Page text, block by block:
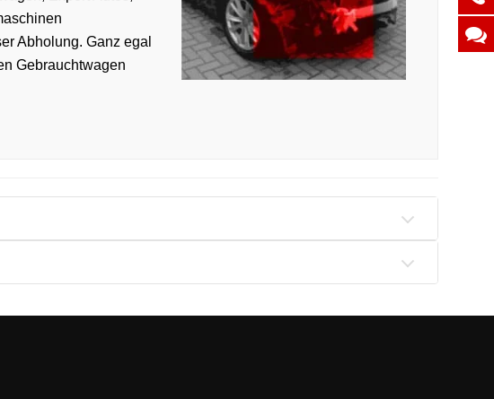
Abholung. Ganz egal
Gebrauchtwagen